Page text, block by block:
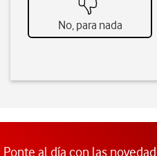
No, para nada
Ponte al día con las